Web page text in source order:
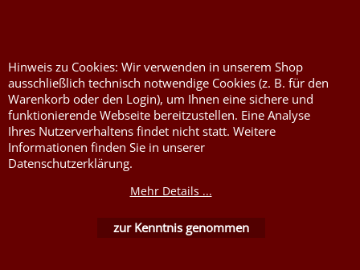
Flammenhemmende,
schwer entflammbare
Stoffe DIN4102B1
Nessel Baumwolle natur
Hinweis zu Cookies: Wir verwenden in unserem Shop
ausschließlich technisch notwendige Cookies (z. B. für den
Warenkorb oder den Login), um Ihnen eine sichere und
funktionierende Webseite bereitzustellen. Eine Analyse
Ihres Nutzerverhaltens findet nicht statt. Weitere
Informationen finden Sie in unserer
Datenschutzerklärung.
Mehr Details ...
zur Kenntnis genommen